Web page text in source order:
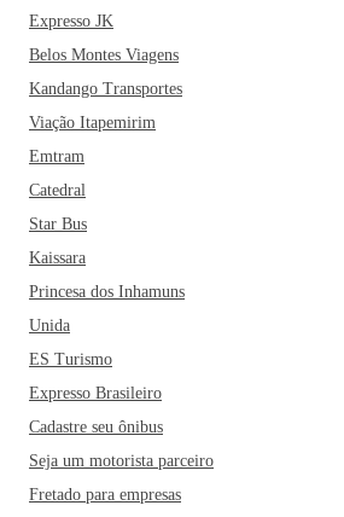
Expresso JK
Belos Montes Viagens
Kandango Transportes
Viação Itapemirim
Emtram
Catedral
Star Bus
Kaissara
Princesa dos Inhamuns
Unida
ES Turismo
Expresso Brasileiro
Cadastre seu ônibus
Seja um motorista parceiro
Fretado para empresas